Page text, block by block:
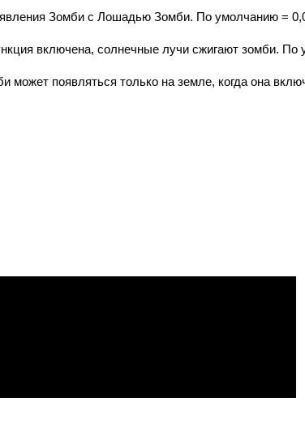
Зомби с Лошадью Зомби. По умолчанию =
включена, солнечные лучи сжигают зомби. По
может появляться только на земле, когда она